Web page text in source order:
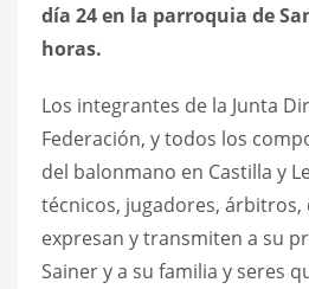
día 24 en la parroquia de
horas.
Los integrantes de la Junta
Federación, y todos los
del balonmano en Castilla y
técnicos, jugadores, árbitros,
expresan y transmiten a su
Sainer y a su familia y seres